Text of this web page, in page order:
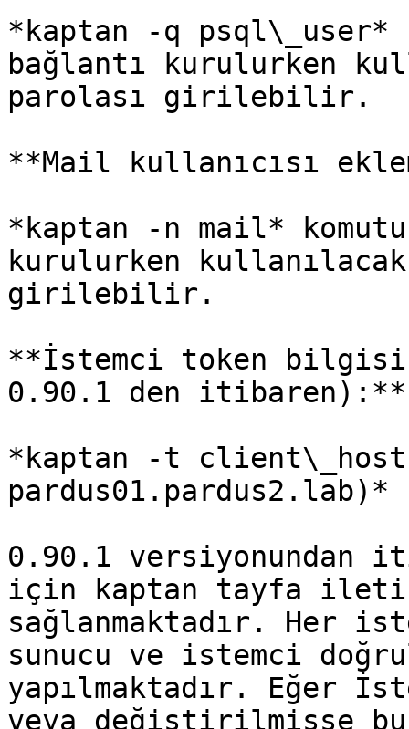
*kaptan -q psql\_user*
bağlantı kurulurken
parolası girilebilir.
**Mail kullanıcısı
*kaptan -n mail*
kurulurken
girilebilir.
**İstemci token
0.90.1 den itibaren):**
*kaptan -t
pardus01.pardus2.lab)*
0.90.1 versiyonundan
için kaptan tayfa
sağlanmaktadır. Her
sunucu ve istemci
yapılmaktadır. Eğer
veya değiştirilmişse